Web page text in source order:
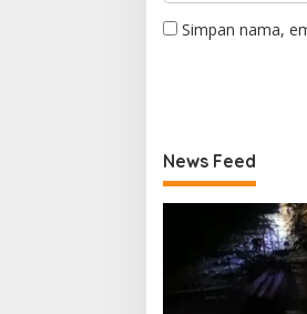
Simpan nama,
News Feed